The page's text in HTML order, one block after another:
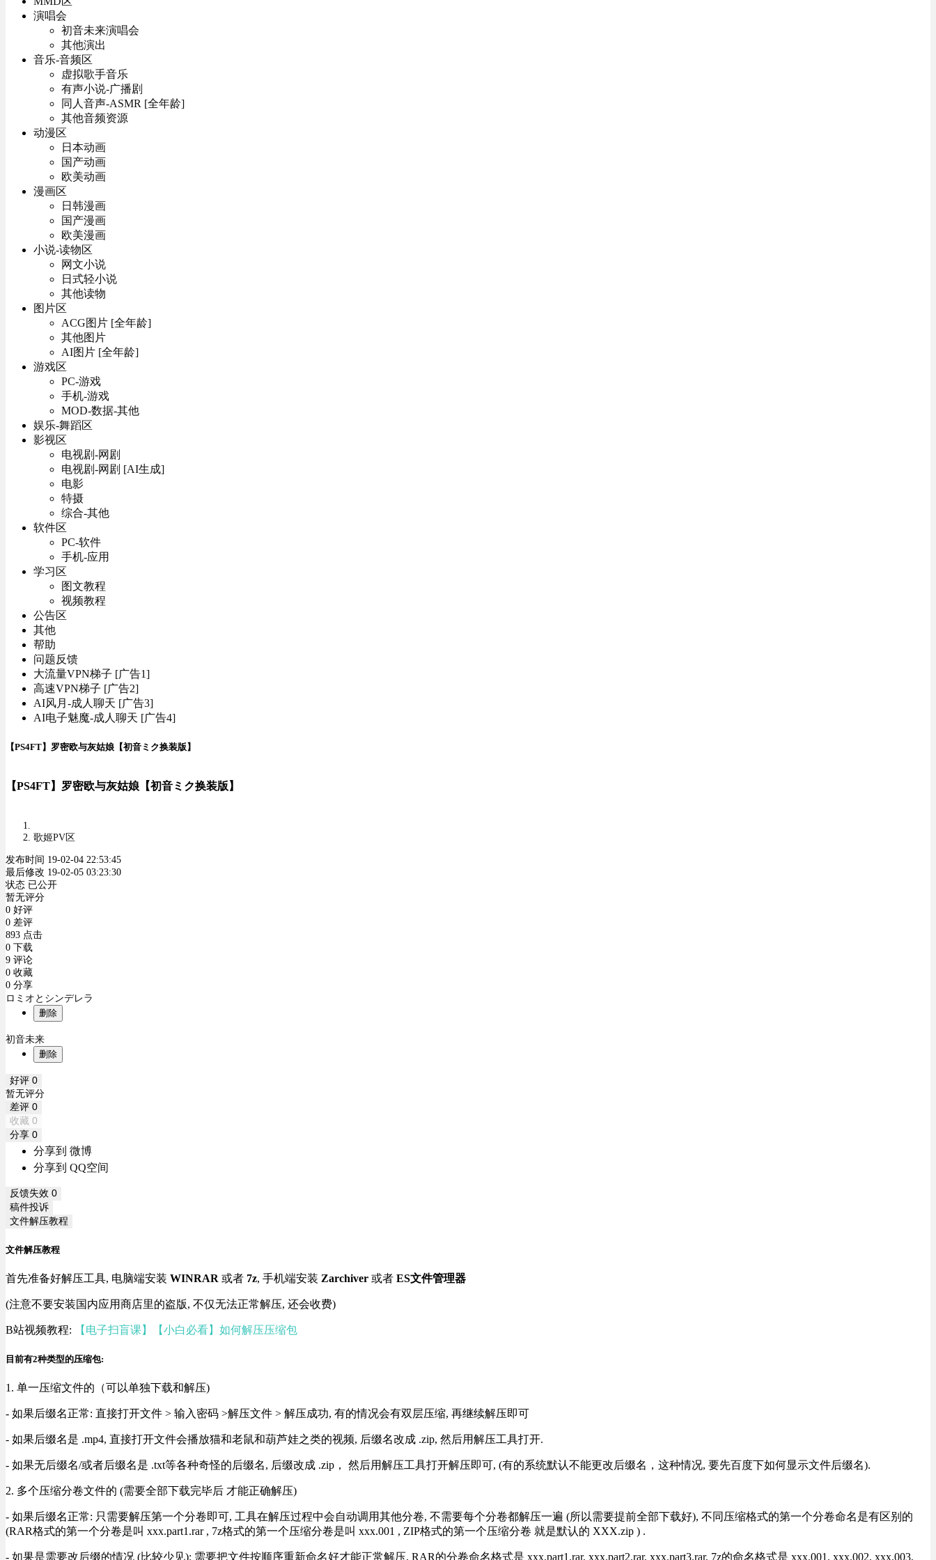
演唱会
初音未来演唱会
其他演出
音乐-音频区
虚拟歌手音乐
有声小说-广播剧
同人音声-ASMR [全年龄]
其他音频资源
动漫区
日本动画
国产动画
欧美动画
漫画区
日韩漫画
国产漫画
欧美漫画
小说-读物区
网文小说
日式轻小说
其他读物
图片区
ACG图片 [全年龄]
其他图片
AI图片 [全年龄]
游戏区
PC-游戏
手机-游戏
MOD-数据-其他
娱乐-舞蹈区
影视区
电视剧-网剧
电视剧-网剧 [AI生成]
电影
特摄
综合-其他
软件区
PC-软件
手机-应用
学习区
图文教程
视频教程
公告区
其他
帮助
问题反馈
大流量VPN梯子 [广告1]
高速VPN梯子 [广告2]
AI风月-成人聊天 [广告3]
AI电子魅魔-成人聊天 [广告4]
【PS4FT】罗密欧与灰姑娘【初音ミク换装版】
【PS4FT】罗密欧与灰姑娘【初音ミク换装版】
歌姬PV区
发布时间 19-02-04 22:53:45
最后修改 19-02-05 03:23:30
状态 已公开
暂无评分
0 好评
0 差评
893 点击
0 下载
9 评论
0 收藏
0 分享
ロミオとシンデレラ
删除
初音未来
删除
好评 0
暂无评分
差评 0
收藏 0
分享 0
分享到 微博
分享到 QQ空间
反馈失效 0
稿件投诉
文件解压教程
文件解压教程
首先准备好解压工具, 电脑端安装 WINRAR 或者 7z, 手机端安装 Zarchiver 或者 ES文件管理器
(注意不要安装国内应用商店里的盗版, 不仅无法正常解压, 还会收费)
B站视频教程: 【电子扫盲课】【小白必看】如何解压压缩包
目前有2种类型的压缩包:
1. 单一压缩文件的（可以单独下载和解压)
- 如果后缀名正常: 直接打开文件 > 输入密码 >解压文件 > 解压成功, 有的情况会有双层压缩, 再继续解压即可
- 如果后缀名是 .mp4, 直接打开文件会播放猫和老鼠和葫芦娃之类的视频, 后缀名改成 .zip, 然后用解压工具打开.
- 如果无后缀名/或者后缀名是 .txt等各种奇怪的后缀名, 后缀改成 .zip， 然后用解压工具打开解压即可, (有的系统默认不能更改后缀名，这种情况, 要先百度下如何显示文件后缀名).
2. 多个压缩分卷文件的 (需要全部下载完毕后 才能正确解压)
- 如果后缀名正常: 只需要解压第一个分卷即可, 工具在解压过程中会自动调用其他分卷, 不需要每个分卷都解压一遍 (所以需要提前全部下载好), 不同压缩格式的第一个分卷命名是有区别的
(RAR格式的第一个分卷是叫 xxx.part1.rar , 7z格式的第一个压缩分卷是叫 xxx.001 , ZIP格式的第一个压缩分卷 就是默认的 XXX.zip ) .
- 如果是需要改后缀的情况 (比较少见): 需要把文件按顺序重新命名好才能正常解压, RAR的分卷命名格式是 xxx.part1.rar, xxx.part2.rar, xxx.part3.rar, 7z的命名格式是 xxx.001, xxx.002, xxx.003,